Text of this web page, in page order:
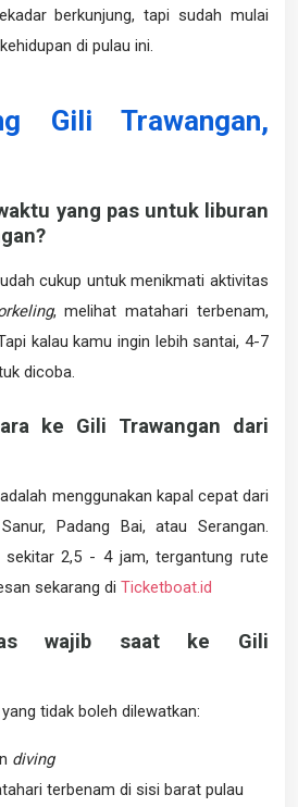
berkunjung, tapi sudah mulai
di pulau ini.
Gili Trawangan,
yang pas untuk liburan
cukup untuk menikmati aktivitas
, melihat matahari terbenam,
kalau kamu ingin lebih santai, 4-7
dicoba.
ke Gili Trawangan dari
menggunakan kapal cepat dari
Padang Bai, atau Serangan.
sekitar 2,5 - 4 jam, tergantung rute
sekarang di Ticketboat.id
wajib saat ke Gili
tidak boleh dilewatkan:
diving
terbenam di sisi barat pulau